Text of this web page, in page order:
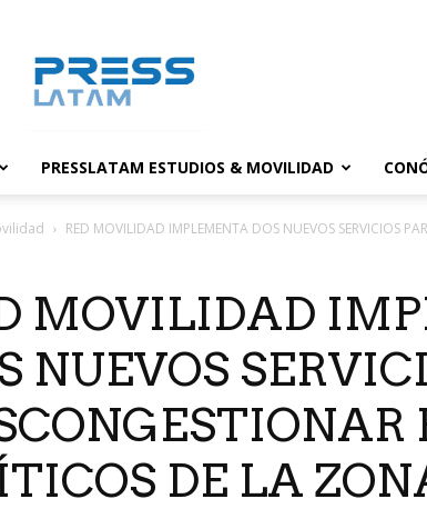
PRESSLATAM ESTUDIOS & MOVILIDAD
RED MOVILIDAD IMPLEMENTA DOS NUEVOS SERVICIOS
MOVILIDAD
NUEVOS
DE LA